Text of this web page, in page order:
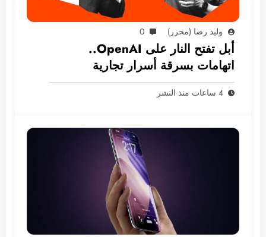
وليد رضا (محرر) 0
أبل تفتح النار على OpenAI..
اتهامات بسرقة أسرار تجارية
4 ساعات منذ النشر